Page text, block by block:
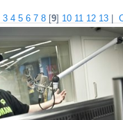
3 4 5 6 7 8 [9] 10 11 12 13